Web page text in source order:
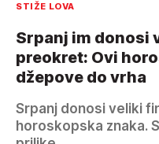
STIŽE LOVA
Srpanj im donosi
preokret: Ovi
džepove do vrha
Srpanj donosi veliki
horoskopska znaka.